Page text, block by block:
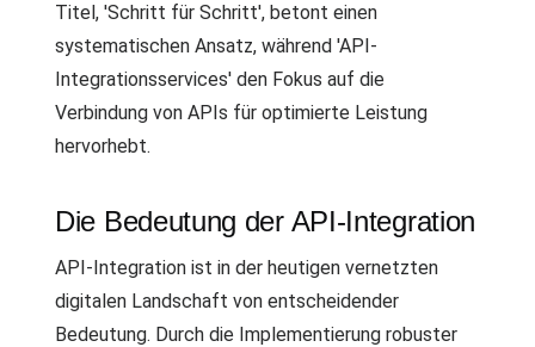
Titel, 'Schritt für Schritt', betont einen
systematischen Ansatz, während 'API-
Integrationsservices' den Fokus auf die
Verbindung von APIs für optimierte Leistung
hervorhebt.
Die Bedeutung der API-Integration
API-Integration ist in der heutigen vernetzten
digitalen Landschaft von entscheidender
Bedeutung. Durch die Implementierung robuster